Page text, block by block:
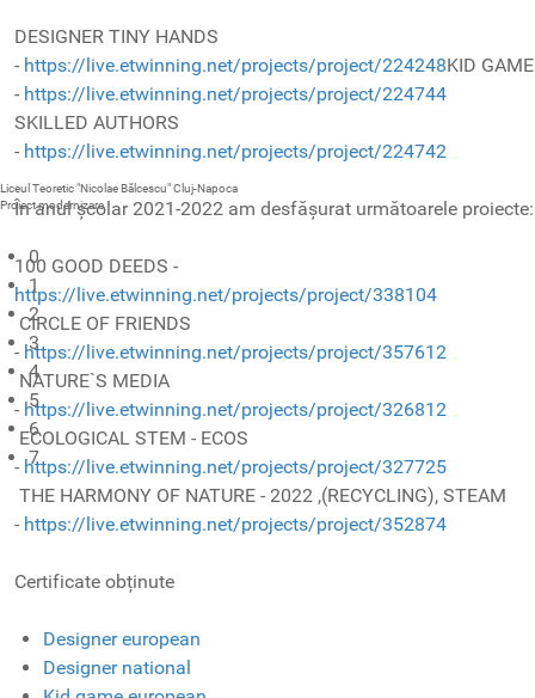
Liceul Teoretic "Nicolae Bălcescu" Cluj-Napoca
Proiect modernizare
0
1
2
3
4
5
6
7
DESIGNER TINY HANDS
- https://live.etwinning.net/projects/project/224248KID GAME
- https://live.etwinning.net/projects/project/224744
SKILLED AUTHORS
- https://live.etwinning.net/projects/project/224742
În anul școlar 2021-2022 am desfășurat următoarele proiecte:
100 GOOD DEEDS -
https://live.etwinning.net/projects/project/338104
CIRCLE OF FRIENDS
- https://live.etwinning.net/projects/project/357612
NATURE`S MEDIA
- https://live.etwinning.net/projects/project/326812
ECOLOGICAL STEM - ECOS
- https://live.etwinning.net/projects/project/327725
THE HARMONY OF NATURE - 2022 ,(RECYCLING), STEAM
- https://live.etwinning.net/projects/project/352874
Certificate obținute
Designer european
Designer national